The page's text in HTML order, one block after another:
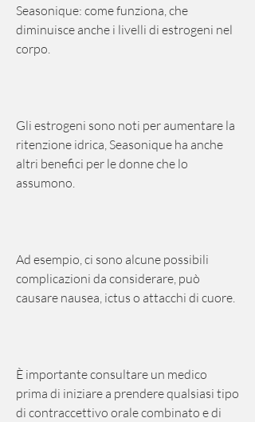
Seasonique: come funziona, che
diminuisce anche i livelli di estrogeni nel
corpo.
Gli estrogeni sono noti per aumentare la
ritenzione idrica, Seasonique ha anche
altri benefici per le donne che lo
assumono.
Ad esempio, ci sono alcune possibili
complicazioni da considerare, può
causare nausea, ictus o attacchi di cuore.
È importante consultare un medico
prima di iniziare a prendere qualsiasi tipo
di contraccettivo orale combinato e di